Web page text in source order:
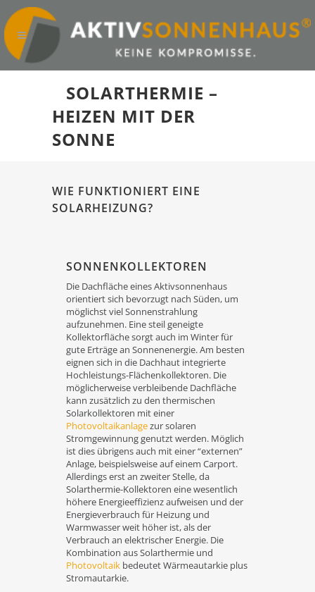
SOLARTHERMIE –
HEIZEN MIT DER
SONNE
WIE FUNKTIONIERT EINE
SOLARHEIZUNG?
SONNENKOLLEKTOREN
Die Dachfläche eines Aktivsonnenhaus
orientiert sich bevorzugt nach Süden, um
möglichst viel Sonnenstrahlung
aufzunehmen. Eine steil geneigte
Kollektorfläche sorgt auch im Winter für
gute Erträge an Sonnenenergie. Am besten
eignen sich in die Dachhaut integrierte
Hochleistungs-Flächenkollektoren. Die
möglicherweise verbleibende Dachfläche
kann zusätzlich zu den thermischen
Solarkollektoren mit einer
Photovoltaikanlagezur solaren
Stromgewinnung genutzt werden. Möglich
ist dies übrigens auch mit einer “externen”
Anlage, beispielsweise auf einem Carport.
Allerdings erst an zweiter Stelle, da
Solarthermie-Kollektoren eine wesentlich
höhere Energieeffizienz aufweisen und der
Energieverbrauch für Heizung und
Warmwasser weit höher ist, als der
Verbrauch an elektrischer Energie. Die
Kombination aus Solarthermie und
Photovoltaik bedeutet Wärmeautarkie plus
Stromautarkie.